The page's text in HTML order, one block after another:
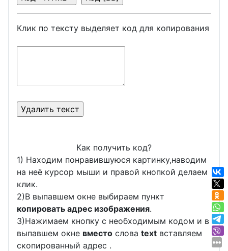
Клик по тексту выделяет код для копирования
Как получить код?
1) Находим понравившуюся картинку,наводим
на неё курсор мыши и правой кнопкой делаем
клик.
2)В выпавшем окне выбираем пункт
копировать адрес изображения.
3)Нажимаем кнопку с необходимым кодом и в
выпавшем окне вместо слова text вставляем
скопированный адрес .